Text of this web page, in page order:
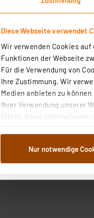
Diese Webseite verwendet
Wir verwenden Cookies
Funktionen der Webseite
Für die Verwendung von
Ihre Zustimmung. Wir
Medien anbieten zu
Ihrer Verwendung unserer
führen diese Informationen
Weiterverarbeitung für die
Abs.1a DSG-VO) zu. Eine
Nur notwendige